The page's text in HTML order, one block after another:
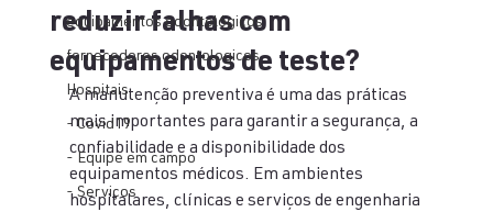
equipamentos odontológicos
fornecedores odontologicos
Hospitais
- Covid19
- Equipe em campo
- Serviços
reduzir falhas com
equipamentos de teste?
A manutenção preventiva é uma das práticas
mais importantes para garantir a segurança, a
confiabilidade e a disponibilidade dos
equipamentos médicos. Em ambientes
hospitalares, clínicas e serviços de engenharia